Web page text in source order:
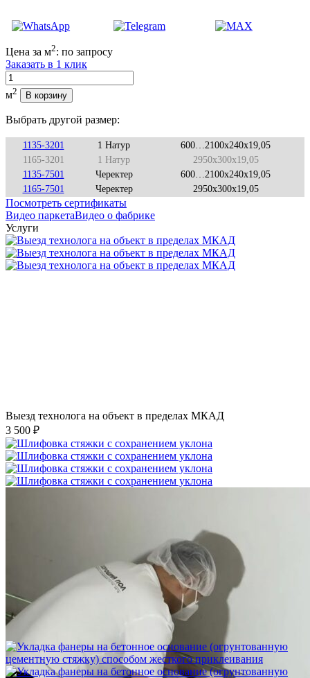
Цена за м2: по запросу
Заказать в 1 клик
Количество
м2 В корзину
Выбрать другой размер:
1135-3201 1 Натур
600…2100x240x19,05
1165-3201
1 Натур
2950x300x19,05
1135-7501
Черектер
600…2100x240x19,05
1165-7501
Черектер 2950x300x19,05
Посмотреть сертификаты
Видео паркетаВидео о фабрике
Услуги
Выезд технолога на объект в пределах МКАД
3 500 ₽
Шлифовка стяжки с сохранением уклона